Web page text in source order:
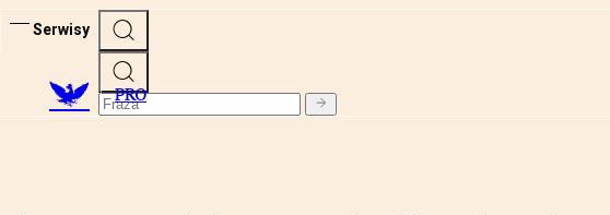
Serwisy
PRO